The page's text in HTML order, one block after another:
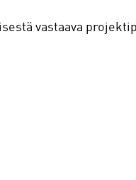
vastaava